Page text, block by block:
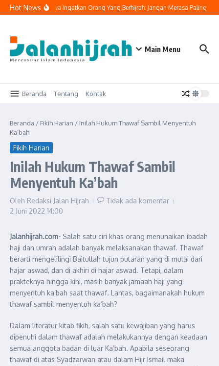
Lewati ke konten
Hot NewsBuya Yahya Ingatkan Orang Yang Berhijrah: Jangan Merasa Paling
Main Menu
Beranda Tentang Kontak
Beranda / Fikih Harian / Inilah Hukum Thawaf Sambil Menyentuh
Ka’bah
Fikih Harian
Inilah Hukum Thawaf Sambil
Menyentuh Ka’bah
Oleh Redaksi Jalan Hijrah
Tidak ada komentar
2 Juni 2022 14:00
Jalanhijrah.com- Salah satu ciri khas orang menunaikan ibadah
haji dan umrah adalah banyak melaksanakan ‎thawaf. Thawaf
berarti mengelilingi Baitullah tujun putaran yang di mulai dari
hajar aswad, ‎dan di akhiri di hajar aswad. Tetapi, dalam
prakteknya hingga kini, masih banyak jamaah haji yang
menyentuh ka’bah saat thawaf. Lantas, bagaimanakah hukum
thawaf sambil menyentuh ka’bah?
Dalam literatur kitab fikih, salah satu kewajiban yang harus
dipenuhi dalam thawaf adalah melakukannya dengan keadaan
semua anggota badan di luar Ka’bah. Apabila seseorang
thawaf di atas Syadzarwan atau dalam Hijr Ismail maka